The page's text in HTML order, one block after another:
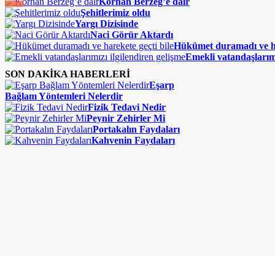
Şehitlerimiz oldu
Yargı Dizisinde
Naci Görür Aktardı
Hükümet duramadı ve
Emekli
SON DAKİKA HABERLERİ
Eşarp
Bağlam Yöntemleri Nelerdir
Fizik Tedavi Nedir
Peynir Zehirler Mi
Portakalın Faydaları
Kahvenin Faydaları